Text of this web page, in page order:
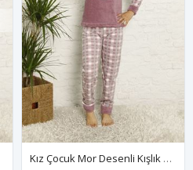
Kız Çocuk Mor Desenli Kışlık Polar Pijama Takımı 13F-20046